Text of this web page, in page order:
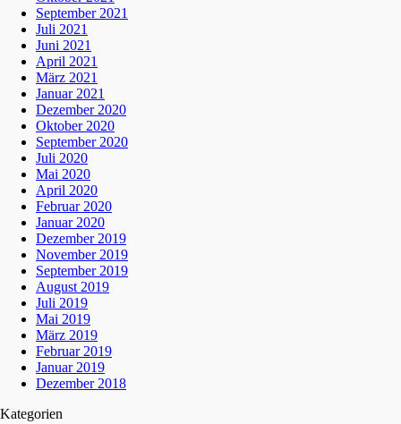
September 2021
Juli 2021
Juni 2021
April 2021
März 2021
Januar 2021
Dezember 2020
Oktober 2020
September 2020
Juli 2020
Mai 2020
April 2020
Februar 2020
Januar 2020
Dezember 2019
November 2019
September 2019
August 2019
Juli 2019
Mai 2019
März 2019
Februar 2019
Januar 2019
Dezember 2018
Kategorien